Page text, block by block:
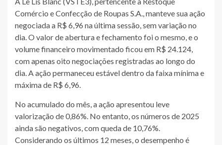
Comércio e Confecção de Roupas S.A., manteve sua ação
negociada a R$ 6,96 na última sessão, sem variação no
dia. O valor de abertura e fechamento foi o mesmo, e o
volume financeiro movimentado ficou em R$ 24.124,
com apenas oito negociações registradas ao longo do
dia. A ação permaneceu estável dentro da faixa mínima e
máxima de R$ 6,96.
No acumulado do mês, a ação apresentou leve
valorização de 0,86%. No entanto, os números de 2025
ainda são negativos, com queda de 10,76%.
Considerando os últimos 12 meses, o desempenho é